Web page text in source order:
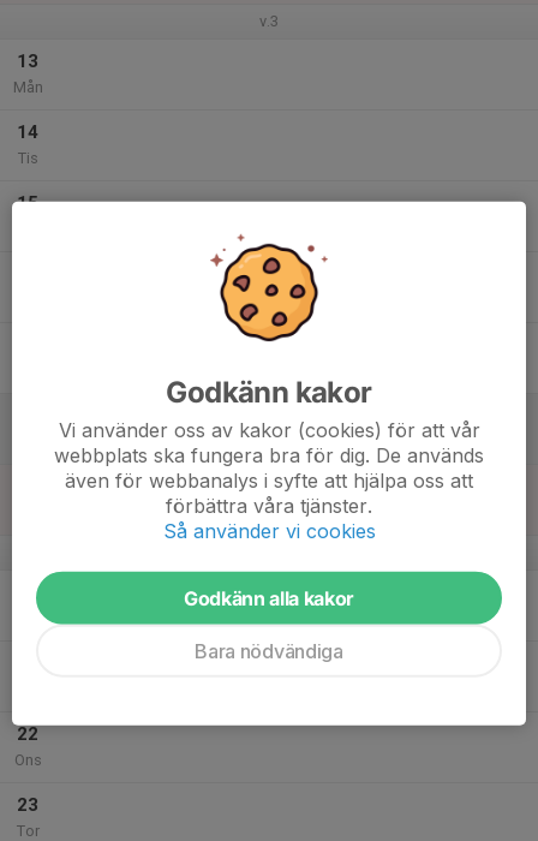
v.3
13
Mån
14
Tis
15
10:00
Träning
C hallen, Gislesportcenter
20
Mån
22
Ons
23
Tor
Godkänn kakor
Vi använder oss av kakor (cookies) för att vår
webbplats ska fungera bra för dig. De används
även för webbanalys i syfte att hjälpa oss att
förbättra våra tjänster.
Så använder vi cookies
Godkänn alla kakor
Bara nödvändiga